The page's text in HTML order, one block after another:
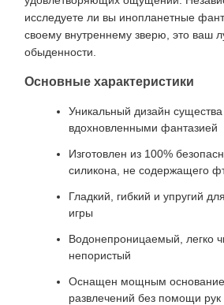
исследуете ли вы инопланетные
своему внутреннему зверю, это ваш
обыденности.
Основные характеристики
Уникальный дизайн существа
вдохновленными фантазией
Изготовлен из 100%
силикона, не содержащего
Гладкий, гибкий и упругий
игры
Водонепроницаемый, легко
непористый
Оснащен мощным
развлечений без помощи рук